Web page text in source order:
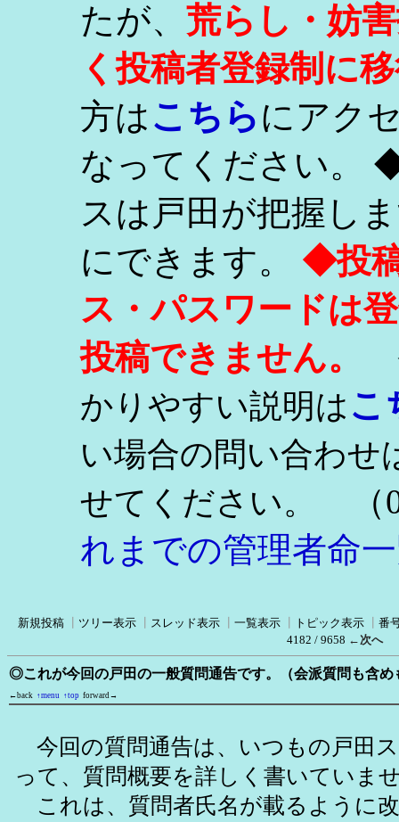
たが、 荒らし・妨
く投稿者登録制に
方はこちらにアク
なってください。
スは戸田が把握し
にできます。 ◆投
ス・パスワードは
投稿できません。
かりやすい説明はこ
い場合の問い合わせ
せてください。
（
れまでの管理者命
新規投稿 ツリー表示 スレッド表示 一覧表示 トピック表示
番
4182 / 9658 ←次へ
◎これが今回の戸田の一般質問通告です。（会派質問も含め
←back ↑menu ↑top forward→
今回の質問通告は、いつもの戸田
って、質問概要を詳しく書いていま
これは、質問者氏名が載るように